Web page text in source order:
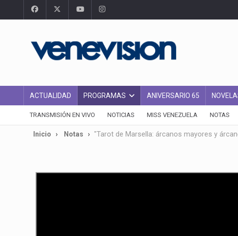
ACTUALIDAD PROGRAMAS ANIVERSARIO 65
TRANSMISIÓN EN VIVO NOTICIAS MISS VENEZUELA NOTAS
Inicio Notas "Tarot de Marsella: árcanos mayores y